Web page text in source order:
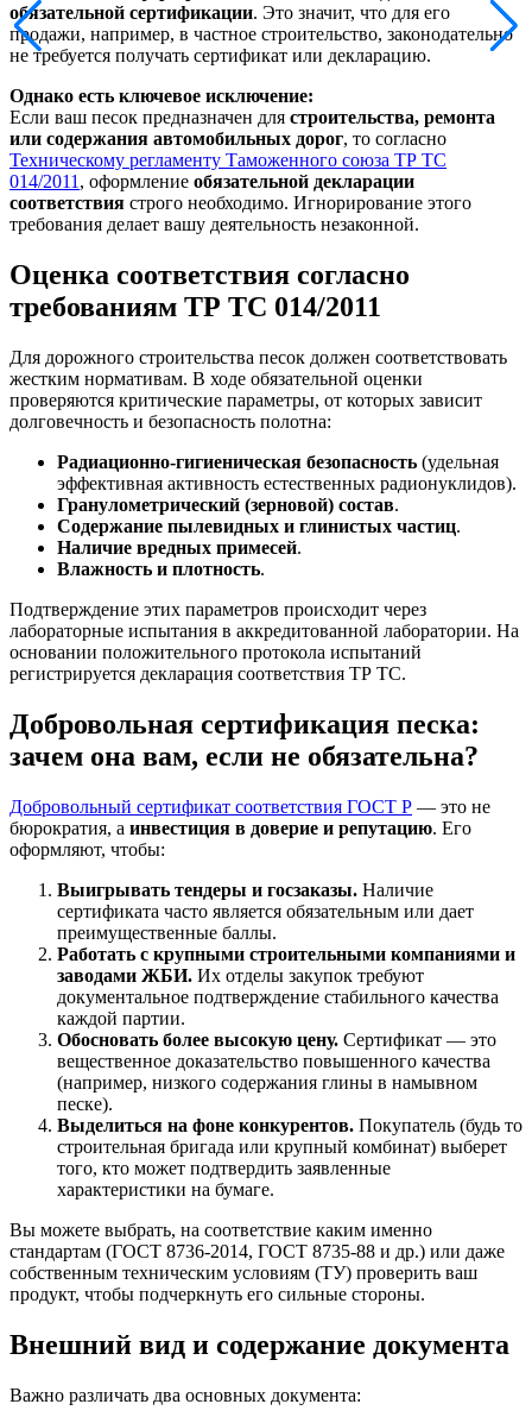
обязательной сертификации. Это значит, что для его
продажи, например, в частное строительство, законодательно
не требуется получать сертификат или декларацию.
Однако есть ключевое исключение:
Если ваш песок предназначен для строительства, ремонта
или содержания автомобильных дорог, то согласно
Техническому регламенту Таможенного союза ТР ТС
014/2011 , оформление обязательной декларации
соответствия строго необходимо. Игнорирование этого
требования делает вашу деятельность незаконной.
Оценка соответствия согласно
требованиям ТР ТС 014/2011
Для дорожного строительства песок должен соответствовать
жестким нормативам. В ходе обязательной оценки
проверяются критические параметры, от которых зависит
долговечность и безопасность полотна:
Радиационно-гигиеническая безопасность (удельная
эффективная активность естественных радионуклидов).
Гранулометрический (зерновой) состав.
Содержание пылевидных и глинистых частиц.
Наличие вредных примесей.
Влажность и плотность.
Подтверждение этих параметров происходит через
лабораторные испытания в аккредитованной лаборатории. На
основании положительного протокола испытаний
регистрируется декларация соответствия ТР ТС.
Добровольная сертификация песка:
зачем она вам, если не обязательна?
Добровольный сертификат соответствия ГОСТ Р — это не
бюрократия, а инвестиция в доверие и репутацию. Его
оформляют, чтобы:
Выигрывать тендеры и госзаказы. Наличие
сертификата часто является обязательным или дает
преимущественные баллы.
Работать с крупными строительными компаниями и
заводами ЖБИ. Их отделы закупок требуют
документальное подтверждение стабильного качества
каждой партии.
Обосновать более высокую цену. Сертификат — это
вещественное доказательство повышенного качества
(например, низкого содержания глины в намывном
песке).
Выделиться на фоне конкурентов. Покупатель (будь то
строительная бригада или крупный комбинат) выберет
того, кто может подтвердить заявленные
характеристики на бумаге.
Вы можете выбрать, на соответствие каким именно
стандартам (ГОСТ 8736-2014, ГОСТ 8735-88 и др.) или даже
собственным техническим условиям (ТУ) проверить ваш
продукт, чтобы подчеркнуть его сильные стороны.
Внешний вид и содержание документа
Важно различать два основных документа: